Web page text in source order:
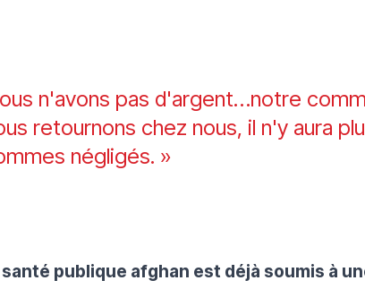
n'avons pas d'argent…notre
retournons chez nous, il n'y aura
négligés. »
publique afghan est déjà soumis à